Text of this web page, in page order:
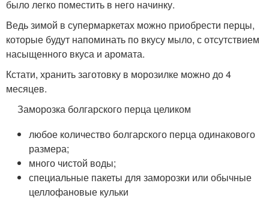
было легко поместить в него начинку.
Ведь зимой в супермаркетах можно приобрести перцы,
которые будут напоминать по вкусу мыло, с отсутствием
насыщенного вкуса и аромата.
Кстати, хранить заготовку в морозилке можно до 4
месяцев.
Заморозка болгарского перца целиком
любое количество болгарского перца одинакового
размера;
много чистой воды;
специальные пакеты для заморозки или обычные
целлофановые кульки